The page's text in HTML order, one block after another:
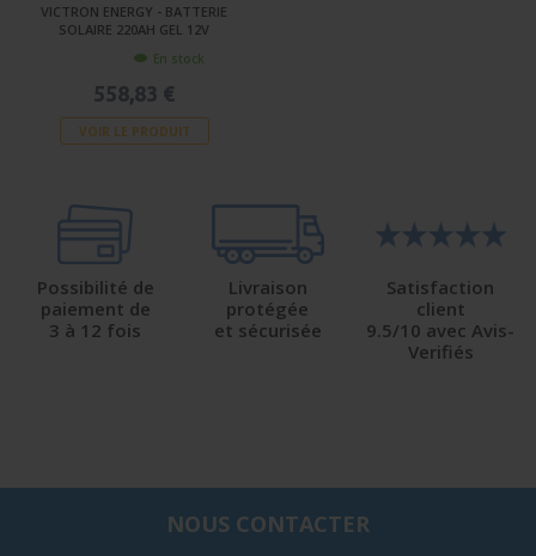
VICTRON ENERGY - BATTERIE
SOLAIRE 220AH GEL 12V
En stock
558,83 €
VOIR LE PRODUIT
Possibilité de
paiement de
3 à 12 fois
Livraison
protégée
et sécurisée
Satisfaction
client
9.5/10 avec Avis-
Verifiés
NOUS CONTACTER